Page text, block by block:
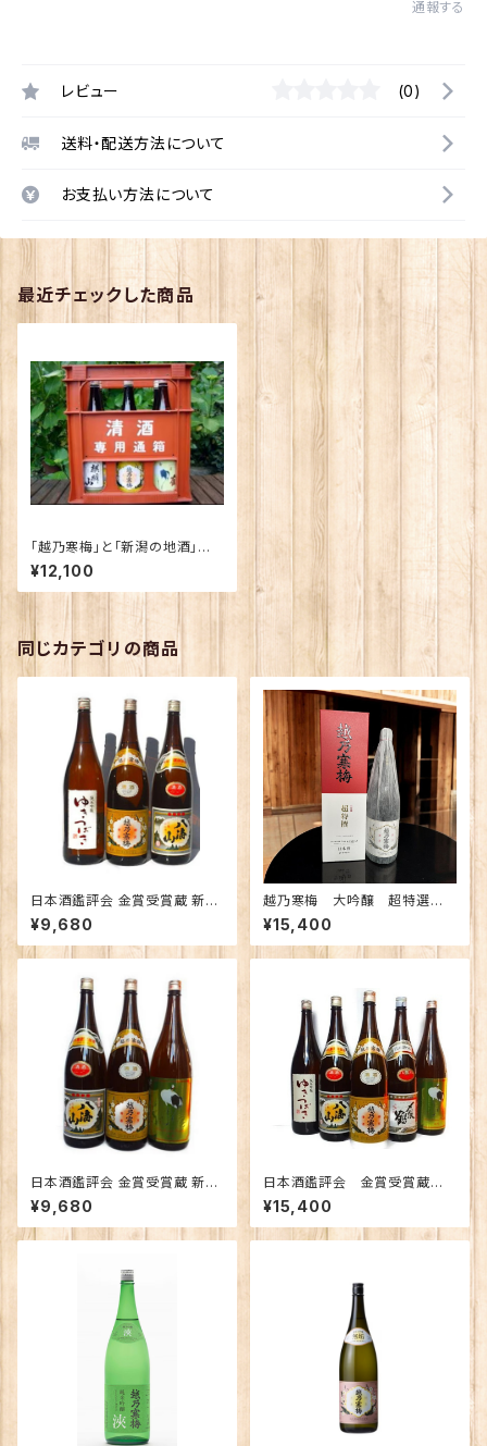
通報する
レビュー (0)
送料・配送方法について
お支払い方法について
最近チェックした商品
「越乃寒梅」と「新潟の地酒」が
一升瓶５本セット
¥12,100
同じカテゴリの商品
日本酒鑑評会 金賞受賞蔵 新潟
の地酒飲み比べセット1800ｍｌ
×3本 （越乃寒梅 八海山 ゆきつ
ばき）
¥9,680
越乃寒梅 大吟醸 超特選 1.
8Ｌ 【限定】
¥15,400
日本酒鑑評会 金賞受賞蔵 新潟
の地酒飲み比べセット1800ｍｌ
×3本 （越乃寒梅 八海山 越の
鶴）
¥9,680
日本酒鑑評会 金賞受賞蔵
新潟の地酒飲み比べセット180
0ｍｌ×5本 （越乃寒梅 八海
山 〆張鶴 ゆきつばき 越の
¥15,400